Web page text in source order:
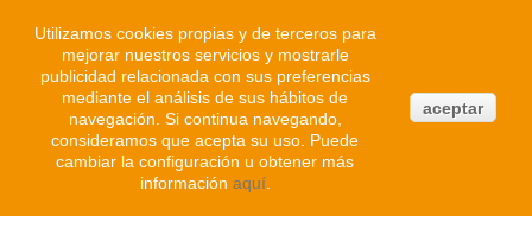
Atendemos WhatsApp
91 214 1542
Utilizamos cookies propias y de terceros para
mejorar nuestros servicios y mostrarle
publicidad relacionada con sus preferencias
mediante el análisis de sus hábitos de
navegación. Si continua navegando,
consideramos que acepta su uso. Puede
cambiar la configuración u obtener más
información aquí.
aceptar